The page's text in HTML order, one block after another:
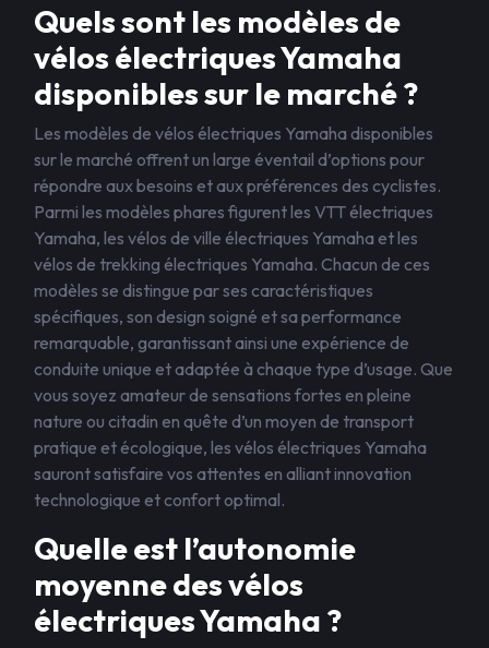
Quels sont les modèles de
vélos électriques Yamaha
disponibles sur le marché ?
Les modèles de vélos électriques Yamaha disponibles
sur le marché offrent un large éventail d’options pour
répondre aux besoins et aux préférences des cyclistes.
Parmi les modèles phares figurent les VTT électriques
Yamaha, les vélos de ville électriques Yamaha et les
vélos de trekking électriques Yamaha. Chacun de ces
modèles se distingue par ses caractéristiques
spécifiques, son design soigné et sa performance
remarquable, garantissant ainsi une expérience de
conduite unique et adaptée à chaque type d’usage. Que
vous soyez amateur de sensations fortes en pleine
nature ou citadin en quête d’un moyen de transport
pratique et écologique, les vélos électriques Yamaha
sauront satisfaire vos attentes en alliant innovation
technologique et confort optimal.
Quelle est l’autonomie
moyenne des vélos
électriques Yamaha ?